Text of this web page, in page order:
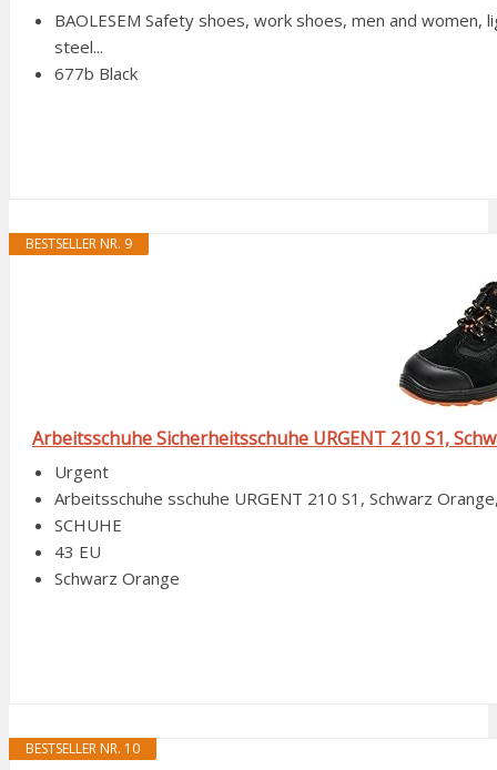
BAOLESEM Safety shoes, work shoes, men and
steel...
677b Black
BESTSELLER NR. 9
Arbeitsschuhe Sicherheitsschuhe URGENT 210 S1,
Urgent
Arbeitsschuhe sschuhe URGENT 210 S1, Schwarz
SCHUHE
43 EU
Schwarz Orange
BESTSELLER NR. 10